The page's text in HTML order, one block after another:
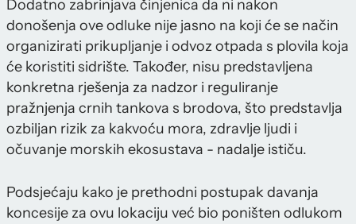
Dodatno zabrinjava činjenica da ni nakon
donošenja ove odluke nije jasno na koji će se način
organizirati prikupljanje i odvoz otpada s plovila koja
će koristiti sidrište. Također, nisu predstavljena
konkretna rješenja za nadzor i reguliranje
pražnjenja crnih tankova s brodova, što predstavlja
ozbiljan rizik za kakvoću mora, zdravlje ljudi i
očuvanje morskih ekosustava - nadalje ističu.
Podsjećaju kako je prethodni postupak davanja
koncesije za ovu lokaciju već bio poništen odlukom